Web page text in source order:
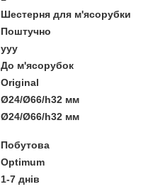
Шестерня для м'ясорубки
Поштучно
yyy
До м'ясорубок
Original
Ø24/Ø66/h32 мм
Ø24/Ø66/h32 мм
Побутова
Optimum
1-7 днів